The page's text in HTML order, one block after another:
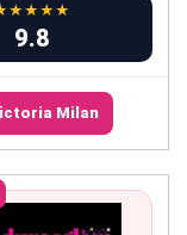
9.8
Milan